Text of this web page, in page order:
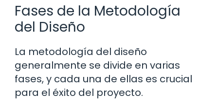
Fases de la Metodología
del Diseño
La metodología del diseño
generalmente se divide en varias
fases, y cada una de ellas es crucial
para el éxito del proyecto.